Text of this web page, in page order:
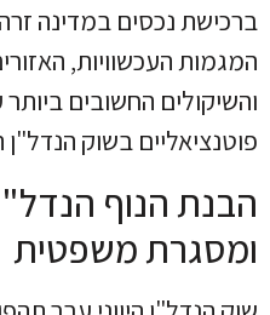
ברכישת נכסים במדינה
המגמות העכשוויות,
והשיקולים החשובים
פוטנציאליים בשוק הנדל"ן
הבנת הנוף
ומסגרת משפטית